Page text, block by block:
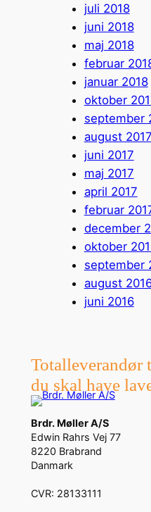
juli 2018
juni 2018
maj 2018
februar
januar 2018
oktober
september
august 2017
juni 2017
maj 2017
april 2017
februar
december
oktober
september
august
juni 2016
Totalleverandør
du skal have
Brdr. Møller A/S
Edwin Rahrs Vej 77
8220 Brabrand
Danmark
CVR: 28133111